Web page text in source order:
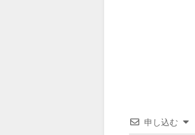
申し込む